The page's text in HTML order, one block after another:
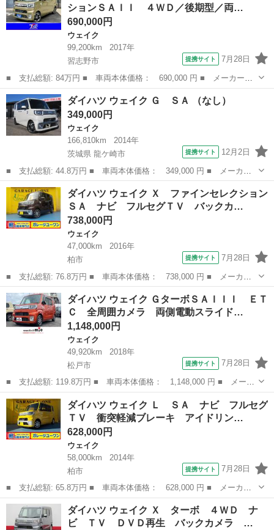
クカメラ リモ...ションＳＡＩＩ ４ＷＤ／後期型／両…
690,000円
ウェイク
99,200km
2017年
習志野市
提携サイト 7月28日
■ 支払総額: 84万円 ■ 車両本体価格： 690,000 円 ■ メーカー
名： ダイハツ ■ 車種名： ウェイク ■ グレード名： Ｇター
ボ レジャーエディションＳＡＩＩ ４ＷＤ／後期型／両側スライド
ドア／衝突被害軽減...
千葉 習志野市 ウェイク
ダイハツ ウェイク Ｇ ＳＡ （なし）
349,000円
ウェイク
166,810km
2014年
茨城県 龍ケ崎市
提携サイト 12月2日
■ 支払総額: 44.8万円 ■ 車両本体価格： 349,000 円 ■ メーカー
名： ダイハツ ■ 車種名： ウェイク ■ グレード名： Ｇ ＳＡ
■ 排気量： 660cc ■ ドア枚数： 5D ■ ミッション： CVT...
茨城 龍ケ崎市 ウェイク
ダイハツ ウェイク Ｘ ファインセレクション
ＳＡ ナビ フルセグＴＶ バックカ…
738,000円
ウェイク
47,000km
2016年
柏市
提携サイト 7月28日
■ 支払総額: 76.8万円 ■ 車両本体価格： 738,000 円 ■ メーカー
名： ダイハツ ■ 車種名： ウェイク ■ グレード名： Ｘ ファ
インセレクションＳＡ ナビ フルセグＴＶ バックカメラ 衝突軽
減ブレーキ ...
千葉 柏市 ウェイク
ダイハツ ウェイク ＧターボＳＡＩＩＩ ＥＴ
Ｃ 全周囲カメラ 両側電動スライド…
1,148,000円
ウェイク
49,920km
2018年
松戸市
提携サイト 7月28日
■ 支払総額: 119.8万円 ■ 車両本体価格： 1,148,000 円 ■ メーカ
ー名： ダイハツ ■ 車種名： ウェイク ■ グレード名： Ｇター
ボＳＡＩＩＩ ＥＴＣ 全周囲カメラ 両側電動スライドドア ナ
ビ ＴＶ ...
千葉 松戸市 ウェイク
ダイハツ ウェイク Ｌ ＳＡ ナビ フルセグ
ＴＶ 衝突軽減ブレーキ アイドリン…
628,000円
ウェイク
58,000km
2014年
柏市
提携サイト 7月28日
■ 支払総額: 65.8万円 ■ 車両本体価格： 628,000 円 ■ メーカー
名： ダイハツ ■ 車種名： ウェイク ■ グレード名： Ｌ Ｓ
Ａ ナビ フルセグＴＶ 衝突軽減ブレーキ アイドリングストッ
プ パワースライ...
千葉 柏市 ウェイク
ダイハツ ウェイク Ｘ ターボ ４ＷＤ ナ
ビ ＴＶ ＤＶＤ再生 バックカメラ …